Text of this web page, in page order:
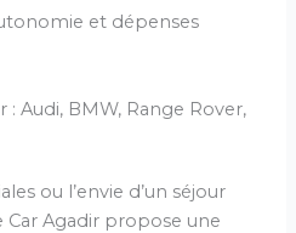
et dépenses
: Audi, BMW, Range Rover,
ou l’envie d’un séjour
Agadir propose une